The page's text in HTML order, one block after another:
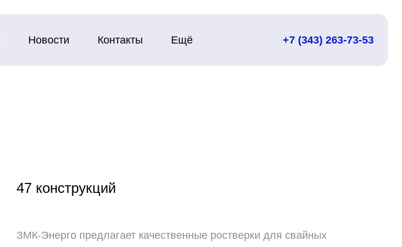
Новости Контакты Ещё +7 (343) 263-73-53
47 конструкций
ЗМК-Энерго предлагает качественные ростверки для свайных